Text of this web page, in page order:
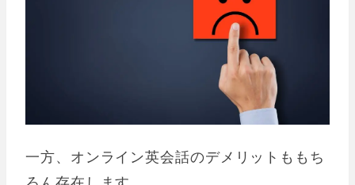
一方、オンライン英会話のデメリットももち